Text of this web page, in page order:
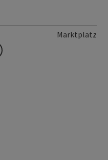
Marktplatz